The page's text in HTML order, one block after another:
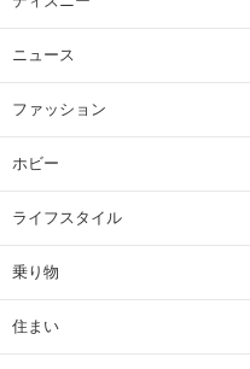
ニュース
ファッション
ホビー
ライフスタイル
乗り物
住まい